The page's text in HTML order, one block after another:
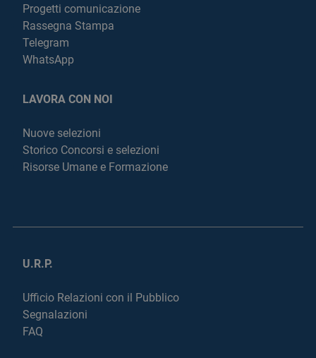
Progetti comunicazione
Rassegna Stampa
Telegram
WhatsApp
LAVORA CON NOI
Nuove selezioni
Storico Concorsi e selezioni
Risorse Umane e Formazione
U.R.P.
Ufficio Relazioni con il Pubblico
Segnalazioni
FAQ